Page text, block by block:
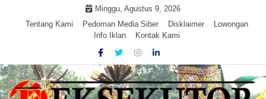
Minggu, Agustus 9, 2026
Tentang Kami
Pedoman Media Siber Disklaimer
Lowongan
Info Iklan
Kontak Kami